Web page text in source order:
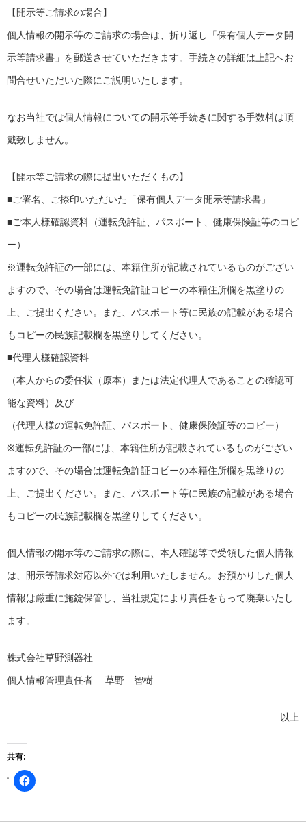
【開示等ご請求の場合】
個人情報の開示等のご請求の場合は、折り返し「保有個人データ開
示等請求書」を郵送させていただきます。手続きの詳細は上記へお
問合せいただいた際にご説明いたします。
なお当社では個人情報についての開示等手続きに関する手数料は頂
戴致しません。
【開示等ご請求の際に提出いただくもの】
■ご署名、ご捺印いただいた「保有個人データ開示等請求書」
■ご本人様確認資料（運転免許証、パスポート、健康保険証等のコピ
ー）
※運転免許証の一部には、本籍住所が記載されているものがござい
ますので、その場合は運転免許証コピーの本籍住所欄を黒塗りの
上、ご提出ください。また、パスポート等に民族の記載がある場合
もコピーの民族記載欄を黒塗りしてください。
■代理人様確認資料
（本人からの委任状（原本）または法定代理人であることの確認可
能な資料）及び
（代理人様の運転免許証、パスポート、健康保険証等のコピー）
※運転免許証の一部には、本籍住所が記載されているものがござい
ますので、その場合は運転免許証コピーの本籍住所欄を黒塗りの
上、ご提出ください。また、パスポート等に民族の記載がある場合
もコピーの民族記載欄を黒塗りしてください。
個人情報の開示等のご請求の際に、本人確認等で受領した個人情報
は、開示等請求対応以外では利用いたしません。お預かりした個人
情報は厳重に施錠保管し、当社規定により責任をもって廃棄いたし
ます。
株式会社草野測器社
個人情報管理責任者 草野 智樹
以上
共有:
Facebook
で
る